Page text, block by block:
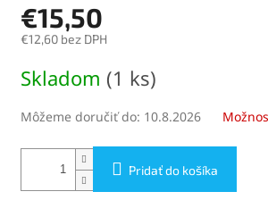
€15,50
€12,60 bez DPH
cena:
Skladom (1 ks)
Môžeme doručiť do: 10.8.2026
Pridať do košíka